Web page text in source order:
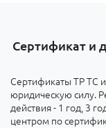
Сертификат и
Сертификаты ТР ТС
юридическую силу.
действия - 1 год, 3
центром по